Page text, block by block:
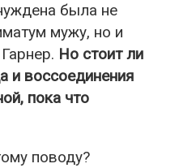
была не
мужу, но и
Но стоит ли
и воссоединения
пока что
поводу?